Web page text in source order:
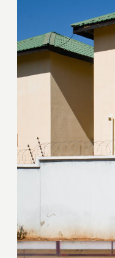
22. Juni 2024